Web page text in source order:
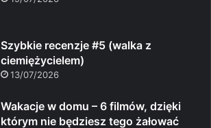
Szybkie recenzje #5 (walka z
ciemiężycielem)
13/07/2026
Wakacje w domu – 6 filmów, dzięki
którym nie będziesz tego żałować